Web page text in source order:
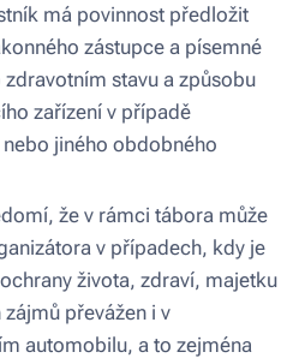
má povinnost předložit
zástupce a písemné
stavu a způsobu
zařízení v případě
jiného obdobného
že v rámci tábora může
v případech, kdy je
života, zdraví, majetku
převážen i v
automobilu, a to zejména